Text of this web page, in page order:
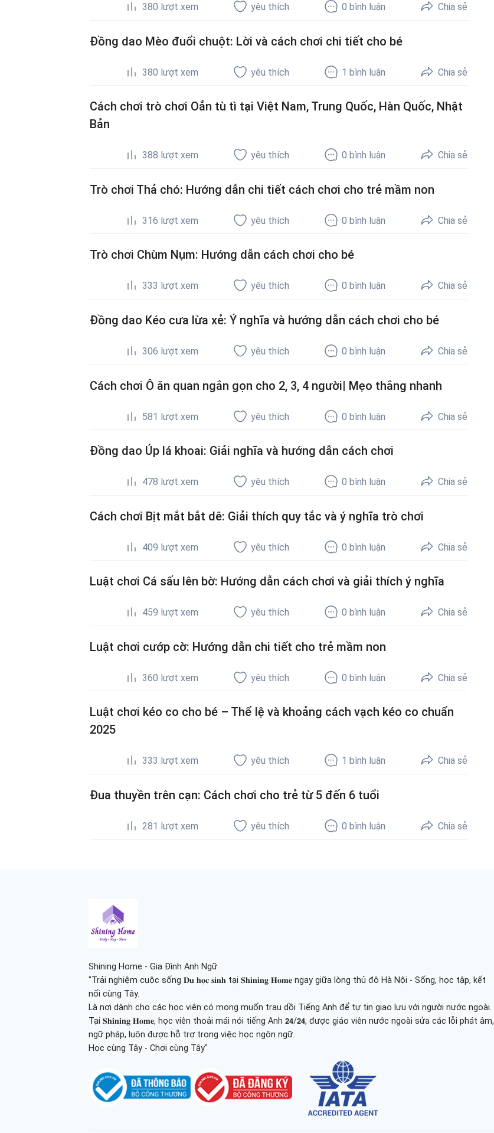
380 lượt xem yêu thích 0bình luận Chia sẻ
Đồng dao Mèo đuổi chuột: Lời và cách chơi chi tiết cho bé
380 lượt xem yêu thích 1bình luận Chia sẻ
Cách chơi trò chơi Oẳn tù tì tại Việt Nam, Trung Quốc, Hàn Quốc, Nhật
Bản
388 lượt xem yêu thích 0bình luận Chia sẻ
Trò chơi Thả chó: Hướng dẫn chi tiết cách chơi cho trẻ mầm non
316 lượt xem yêu thích 0bình luận Chia sẻ
Trò chơi Chùm Nụm: Hướng dẫn cách chơi cho bé
333 lượt xem yêu thích 0 bình luận Chia sẻ
Đồng dao Kéo cưa lừa xẻ: Ý nghĩa và hướng dẫn cách chơi cho bé
306 lượt xem yêu thích 0bình luận Chia sẻ
Cách chơi Ô ăn quan ngắn gọn cho 2, 3, 4 người| Mẹo thắng nhanh
581 lượt xem yêu thích 0bình luận Chia sẻ
Đồng dao Úp lá khoai: Giải nghĩa và hướng dẫn cách chơi
478 lượt xem yêu thích 0bình luận Chia sẻ
Cách chơi Bịt mắt bắt dê: Giải thích quy tắc và ý nghĩa trò chơi
409 lượt xem yêu thích 0bình luận Chia sẻ
Luật chơi Cá sấu lên bờ: Hướng dẫn cách chơi và giải thích ý nghĩa
459 lượt xem yêu thích 0 bình luận Chia sẻ
Luật chơi cướp cờ: Hướng dẫn chi tiết cho trẻ mầm non
360 lượt xem yêu thích 0bình luận Chia sẻ
Luật chơi kéo co cho bé – Thể lệ và khoảng cách vạch kéo co chuẩn
2025
333 lượt xem yêu thích 1 bình luận Chia sẻ
Đua thuyền trên cạn: Cách chơi cho trẻ từ 5 đến 6 tuổi
281 lượt xem yêu thích 0bình luận Chia sẻ
Shining Home - Gia Đình Anh Ngữ
"Trải nghiệm cuộc sống 𝐃𝐮 𝐡𝐨̣𝐜 𝐬𝐢𝐧𝐡 tại 𝐒𝐡𝐢𝐧𝐢𝐧𝐠 𝐇𝐨𝐦𝐞 ngay giữa lòng thủ đô Hà Nội - Sống, học tập, kết
nối cùng Tây.
Là nơi dành cho các học viên có mong muốn trau dồi Tiếng Anh để tự tin giao lưu với người nước ngoài.
Tại 𝐒𝐡𝐢𝐧𝐢𝐧𝐠 𝐇𝐨𝐦𝐞, học viên thoải mái nói tiếng Anh 𝟮𝟰/𝟮𝟰, được giáo viên nước ngoài sửa các lỗi phát âm,
ngữ pháp, luôn được hỗ trợ trong việc học ngôn ngữ.
Học cùng Tây - Chơi cùng Tây"